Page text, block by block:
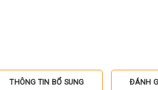
THÔNG TIN BỔ SUNG ĐÁNH